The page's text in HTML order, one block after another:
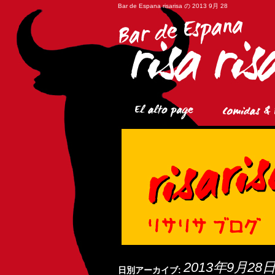
Bar de Espana risarisa の 2013 9月 28
日別アーカイブ: 2013年9月28日